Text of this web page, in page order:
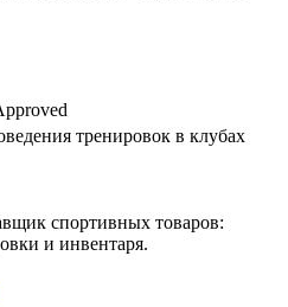
тренировок в клубах
спортивных товаров:
и инвентаря.